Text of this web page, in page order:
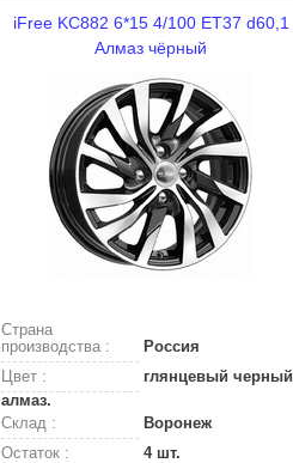
iFree KC882 6*15 4/100 ET37 d60,1
Алмаз чёрный
Страна
производства :
Россия
Цвет :
глянцевый черный
алмаз.
Склад :
Воронеж
Остаток :
4 шт.